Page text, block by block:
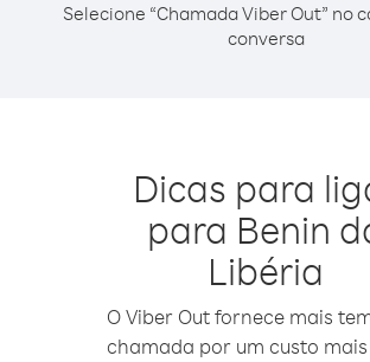
Selecione “Chamada Viber Out” no
conversa
Dicas para
para Benin
Libéria
O Viber Out fornece mais
chamada por um custo mais